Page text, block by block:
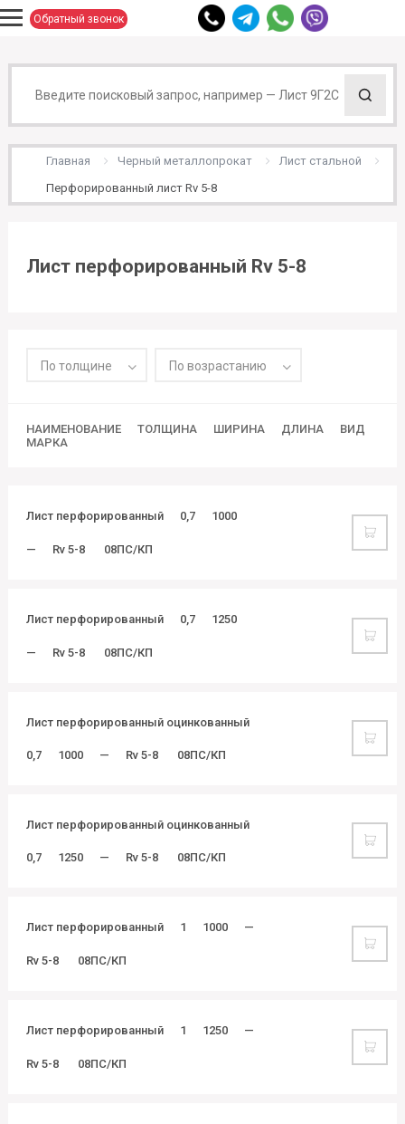
Обратный звонок
Главная Черный металлопрокат
Лист стальной
Перфорированный лист Rv 5-8
Лист перфорированный Rv 5-8
По толщине По возрастанию
НАИМЕНОВАНИЕ ТОЛЩИНА ШИРИНА ДЛИНА
ВИД
МАРКА
Лист перфорированный 0,7 1000
— Rv 5-8 08ПС/КП
Лист перфорированный 0,7 1250
— Rv 5-8 08ПС/КП
Лист перфорированный оцинкованный
0,7 1000 — Rv 5-8 08ПС/КП
Лист перфорированный оцинкованный
0,7 1250 — Rv 5-8 08ПС/КП
Лист перфорированный 1 1000 —
Rv 5-8 08ПС/КП
Лист перфорированный 1 1250 —
Rv 5-8 08ПС/КП